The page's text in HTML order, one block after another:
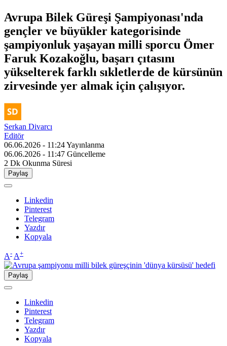
Avrupa Bilek Güreşi Şampiyonası'nda
gençler ve büyükler kategorisinde
şampiyonluk yaşayan milli sporcu Ömer
Faruk Kozakoğlu, başarı çıtasını
yükselterek farklı sıkletlerde de kürsünün
zirvesinde yer almak için çalışıyor.
Serkan Divarcı
Editör
06.06.2026 - 11:24Yayınlanma
06.06.2026 - 11:47 Güncelleme
2 Dk Okunma Süresi
Paylaş
Linkedin
Pinterest
Telegram
Yazdır
Kopyala
A- A+
Paylaş
Linkedin
Pinterest
Telegram
Yazdır
Kopyala